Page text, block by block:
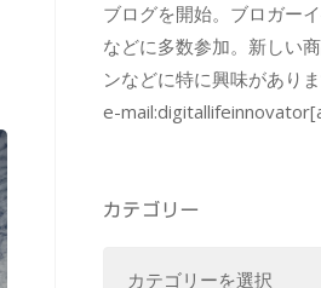
ブログを開始。ブロガー
などに多数参加。新しい
ンなどに特に興味がありま
e-mail:
カテゴリー